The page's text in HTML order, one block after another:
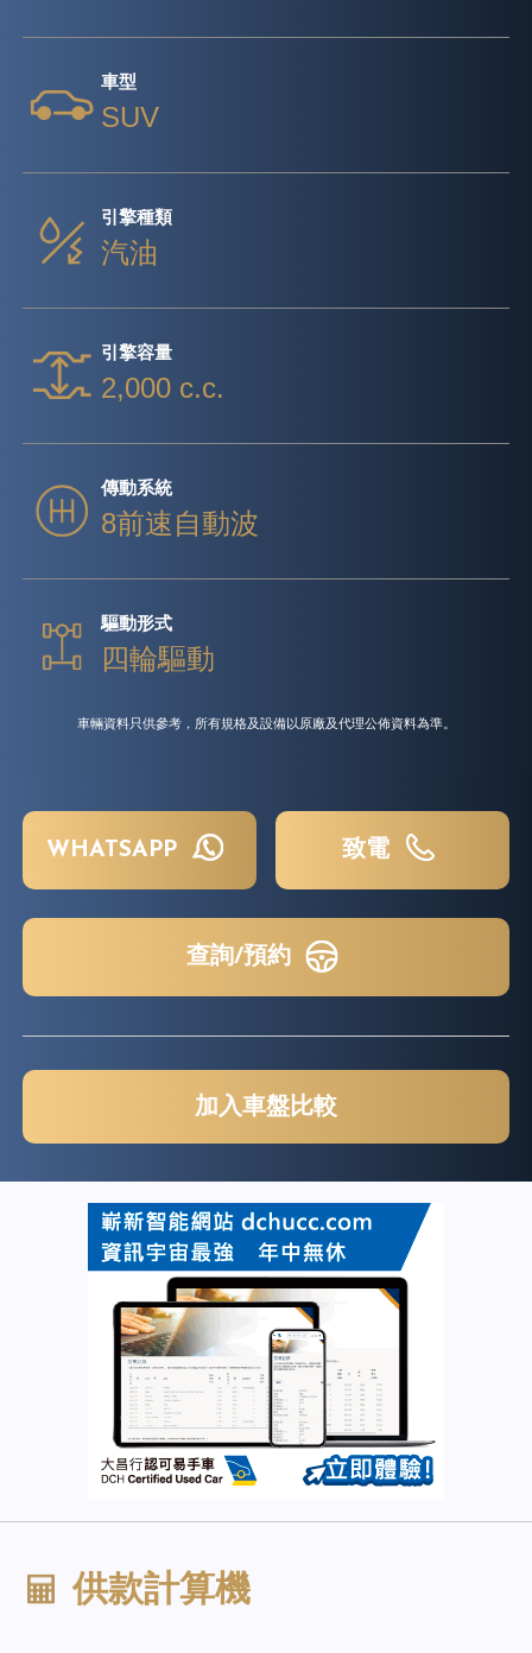
車型
SUV
引擎種類
汽油
引擎容量
2,000 c.c.
傳動系統
8前速自動波
驅動形式
四輪驅動
車輛資料只供參考，所有規格及設備以原廠及代理公佈資料為準。
WHATSAPP 致電
查詢/預約
加入車盤比較
供款計算機